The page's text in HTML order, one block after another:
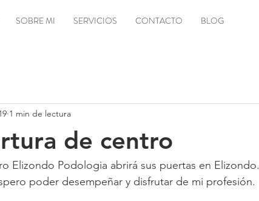
SOBRE MI SERVICIOS CONTACTO BLOG
de centro
1 min de lectura
Elizondo Podologia abrirá sus puertas en Elizondo.
poder desempeñar y disfrutar de mi profesión.